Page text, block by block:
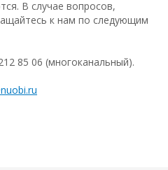
В случае вопросов,
к нам по следующим
85 06 (многоканальный).